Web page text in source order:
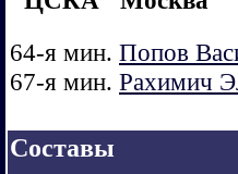
64-я мин. Попов
67-я мин. Рахимич
Составы